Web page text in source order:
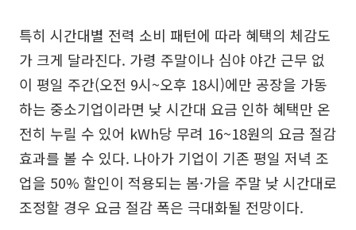
특히 시간대별 전력 소비 패턴에 따라 혜택의 체감도
가 크게 달라진다. 가령 주말이나 심야 야간 근무 없
이 평일 주간(오전 9시~오후 18시)에만 공장을 가동
하는 중소기업이라면 낮 시간대 요금 인하 혜택만 온
전히 누릴 수 있어 kWh당 무려 16~18원의 요금 절감
효과를 볼 수 있다. 나아가 기업이 기존 평일 저녁 조
업을 50% 할인이 적용되는 봄·가을 주말 낮 시간대로
조정할 경우 요금 절감 폭은 극대화될 전망이다.